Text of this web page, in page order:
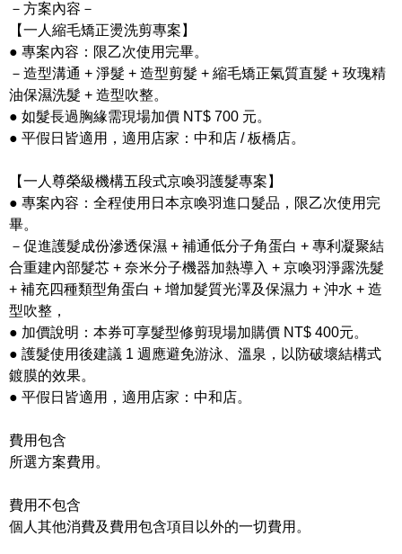
－方案內容－
【一人縮毛矯正燙洗剪專案】
● 專案內容：限乙次使用完畢。
－造型溝通 + 淨髮 + 造型剪髮 + 縮毛矯正氣質直髮 + 玫瑰精
油保濕洗髮 + 造型吹整。
● 如髮長過胸緣需現場加價 NT$ 700 元。
● 平假日皆適用，適用店家：中和店 / 板橋店。
【一人尊榮級機構五段式京喚羽護髮專案】
● 專案內容：全程使用日本京喚羽進口髮品，限乙次使用完
畢。
－促進護髮成份滲透保濕 + 補通低分子角蛋白 + 專利凝聚結
合重建內部髮芯 + 奈米分子機器加熱導入 + 京喚羽淨露洗髮
+ 補充四種類型角蛋白 + 增加髮質光澤及保濕力 + 沖水 + 造
型吹整，
● 加價說明：本券可享髮型修剪現場加購價 NT$ 400元。
● 護髮使用後建議 1 週應避免游泳、溫泉，以防破壞結構式
鍍膜的效果。
● 平假日皆適用，適用店家：中和店。
費用包含
所選方案費用。
費用不包含
個人其他消費及費用包含項目以外的一切費用。